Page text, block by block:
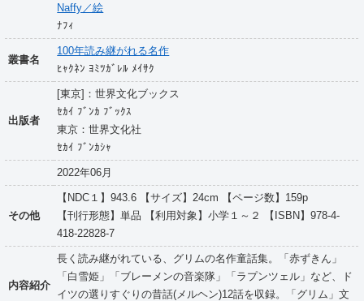
Naffy／絵
ﾅﾌｨ
叢書名
100年読み継がれる名作
ﾋｬｸﾈﾝ ﾖﾐﾂｶﾞﾚﾙ ﾒｲｻｸ
出版者
[東京]：世界文化ブックス
ｾｶｲ ﾌﾞﾝｶ ﾌﾞｯｸｽ
東京：世界文化社
ｾｶｲ ﾌﾞﾝｶｼｬ
2022年06月
その他
【NDC１】943.6 【サイズ】24cm 【ページ数】159p
【刊行形態】単品 【利用対象】小学１～２ 【ISBN】978-4-
418-22828-7
内容紹介
長く読み継がれている、グリムの名作童話集。「赤ずきん」
「白雪姫」「ブレーメンの音楽隊」「ラプンツェル」など、ド
イツの選りすぐりの昔話(メルヘン)12話を収録。「グリム」文